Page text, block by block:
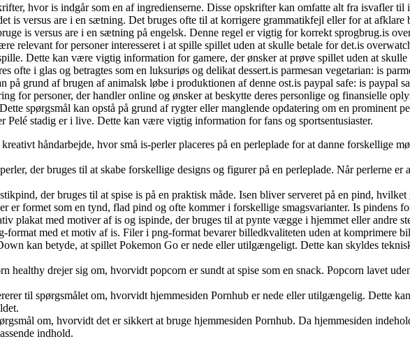
hvor is indgår som en af ingredienserne. Disse opskrifter kan omfatte alt fra isvafler til
is versus are i en sætning. Det bruges ofte til at korrigere grammatikfejl eller for at
is versus are i en sætning på engelsk. Denne regel er vigtig for korrekt sprogbrug.is
relevant for personer interesseret i at spille spillet uden at skulle betale for det.is
Dette kan være vigtig information for gamere, der ønsker at prøve spillet uden at
ofte i glas og betragtes som en luksuriøs og delikat dessert.is parmesan vegetarian: is
på grund af brugen af animalsk løbe i produktionen af denne ost.is paypal safe: is paypal
for personer, der handler online og ønsker at beskytte deres personlige og finansielle
spørgsmål kan opstå på grund af rygter eller manglende opdatering om en prominent
Pelé stadig er i live. Dette kan være vigtig information for fans og sportsentusiaster.
håndarbejde, hvor små is-perler placeres på en perleplade for at danne forskellige
der bruges til at skabe forskellige designs og figurer på en perleplade. Når perlerne er
der bruges til at spise is på en praktisk måde. Isen bliver serveret på en pind,
er formet som en tynd, flad pind og ofte kommer i forskellige smagsvarianter. Is pindens
plakat med motiver af is og ispinde, der bruges til at pynte vægge i hjemmet eller andre
med et motiv af is. Filer i png-format bevarer billedkvaliteten uden at komprimere
kan betyde, at spillet Pokemon Go er nede eller utilgængeligt. Dette kan skyldes
healthy drejer sig om, hvorvidt popcorn er sundt at spise som en snack. Popcorn lavet
til spørgsmålet om, hvorvidt hjemmesiden Pornhub er nede eller utilgængelig. Dette
om, hvorvidt det er sikkert at bruge hjemmesiden Pornhub. Da hjemmesiden
indhold.